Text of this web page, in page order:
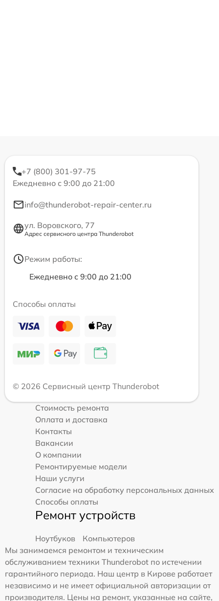
+7 (800) 301-97-75
Ежедневно с 9:00 до 21:00
info@thunderobot-repair-center.ru
ул. Воровского, 77
Адрес сервисного центра Thunderobot
Режим работы:
Ежедневно с 9:00 до 21:00
Способы оплаты
© 2026 Сервисный центр Thunderobot
Стоимость ремонта
Оплата и доставка
Контакты
Вакансии
О компании
Ремонтируемые модели
Наши услуги
Согласие на обработку персональных данных
Способы оплаты
Ремонт устройств
Ноутбуков
Компьютеров
Мы занимаемся ремонтом и техническим
обслуживанием техники Thunderobot по истечении
гарантийного периода. Наш центр в Кирове работает
независимо и не имеет официальной авторизации от
производителя. Цены на ремонт, указанные на сайте,